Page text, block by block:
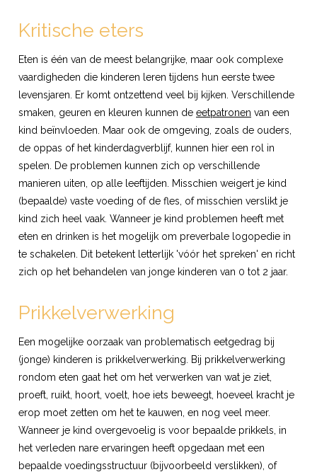
Kritische eters
Eten is één van de meest belangrijke, maar ook complexe
vaardigheden die kinderen leren tijdens hun eerste twee
levensjaren. Er komt ontzettend veel bij kijken. Verschillende
smaken, geuren en kleuren kunnen de eetpatronen van een
kind beïnvloeden. Maar ook de omgeving, zoals de ouders,
de oppas of het kinderdagverblijf, kunnen hier een rol in
spelen. De problemen kunnen zich op verschillende
manieren uiten, op alle leeftijden. Misschien weigert je kind
(bepaalde) vaste voeding of de fles, of misschien verslikt je
kind zich heel vaak. Wanneer je kind problemen heeft met
eten en drinken is het mogelijk om preverbale logopedie in
te schakelen. Dit betekent letterlijk 'vóór het spreken' en richt
zich op het behandelen van jonge kinderen van 0 tot 2 jaar.
Prikkelverwerking
Een mogelijke oorzaak van problematisch eetgedrag bij
(jonge) kinderen is prikkelverwerking. Bij prikkelverwerking
rondom eten gaat het om het verwerken van wat je ziet,
proeft, ruikt, hoort, voelt, hoe iets beweegt, hoeveel kracht je
erop moet zetten om het te kauwen, en nog veel meer.
Wanneer je kind overgevoelig is voor bepaalde prikkels, in
het verleden nare ervaringen heeft opgedaan met een
bepaalde voedingsstructuur (bijvoorbeeld verslikken), of